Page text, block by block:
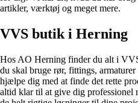
artikler, værktøj og meget mere.
VVS butik i Herning
Hos AO Herning finder du alt i
du skal bruge rør, fittings,
hjælpe dig med at finde det rette
altid klar til at give dig professionel